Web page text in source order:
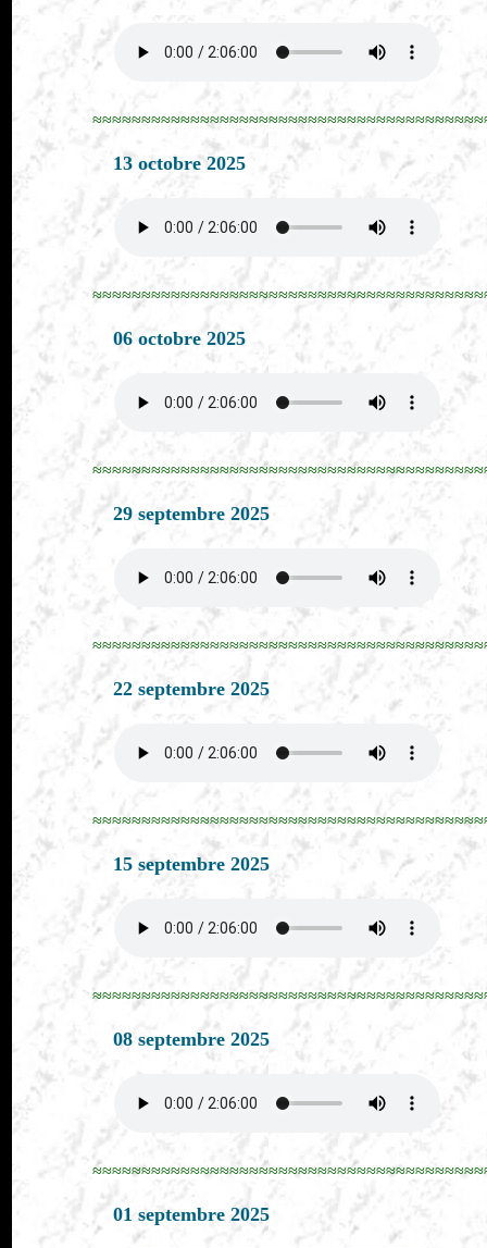
13 octobre 2025
06 octobre 2025
29 septembre 2025
22 septembre 2025
15 septembre 2025
08 septembre 2025
01 septembre 2025